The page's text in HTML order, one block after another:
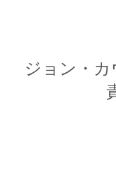
ジョン・カ